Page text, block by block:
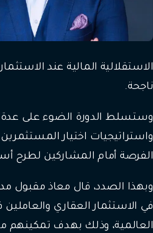
الاستقلالية المالية عند
ناجحة.
وستسلط الدورة الضوء على عدة
واستراتيجيات اختيار
الفرصة أمام المشاركين لطرح
وبهذا الصدد، قال معاذ مقبول
في الاستثمار العقاري
العالمية، وذلك بهدف تمكينهم